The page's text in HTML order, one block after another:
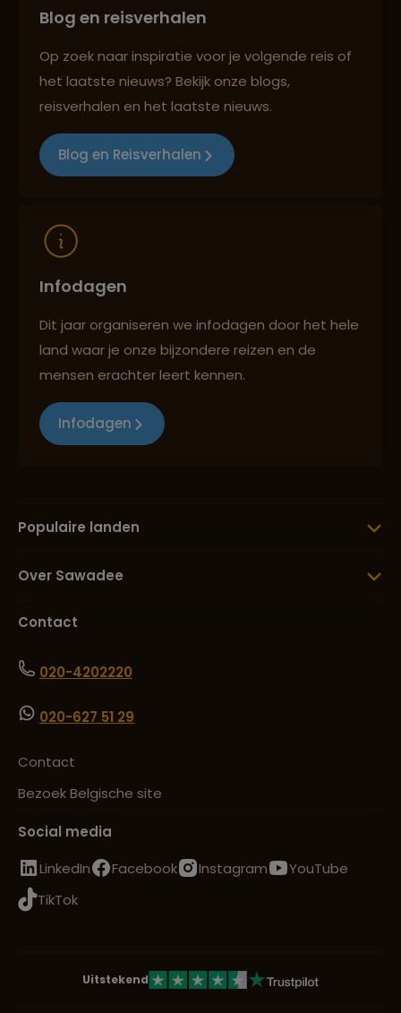
Persoonlijk en deskundig reisadvies
Best beoordeelde reisroutes
Blog en reisverhalen
Op zoek naar inspiratie voor je volgende reis of
het laatste nieuws? Bekijk onze blogs,
reisverhalen en het laatste nieuws.
Blog en Reisverhalen
Infodagen
Dit jaar organiseren we infodagen door het hele
land waar je onze bijzondere reizen en de
mensen erachter leert kennen.
Infodagen
Populaire landen
Over Sawadee
Contact
020-4202220
020-627 51 29
Contact
Bezoek Belgische site
Social media
LinkedIn
Facebook Instagram
YouTube
TikTok
Uitstekend